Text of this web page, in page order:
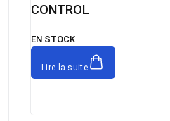
CONTROL
EN STOCK
Lire la suite